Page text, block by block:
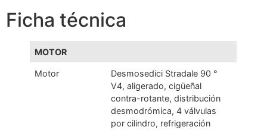
Ficha técnica
MOTOR
Motor
Desmosedici Stradale 90 °
V4, aligerado, cigüeñal
contra-rotante, distribución
desmodrómica, 4 válvulas
por cilindro, refrigeración